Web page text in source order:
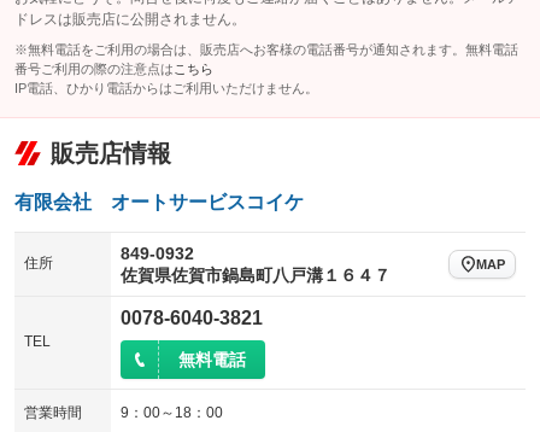
：装備なし ：装備なし
電動格納サードシート
：装備なし シートヒーター
：装備なし
ウォークスルー
：装備なし ：装備なし
シートエアコン
サイドカメラ
：装備なし
エアサスペンション
：装備なし ヘッドライトウォッシャー
ドレスは販売店に公開されません。
※無料電話をご利用の場合は、販売店へお客様の電話番号が通知されます。無料電話
番号ご利用の際の注意点は こちら
IP電話、ひかり電話からはご利用いただけません。
販売店情報
有限会社 オートサービスコイケ
住所
849-0932
佐賀県佐賀市鍋島町八戸溝１６４７
MAP
TEL
0078-6040-3821
無料電話
営業時間 9：00～18：00